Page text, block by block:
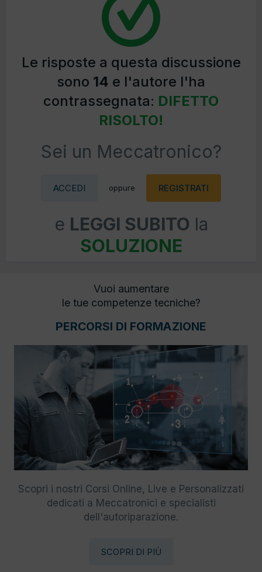
Le risposte a questa discussione
sono 14 e l'autore l'ha
contrassegnata: DIFETTO
RISOLTO!
Sei un Meccatronico?
ACCEDI oppure REGISTRATI
e LEGGI SUBITO la
SOLUZIONE
Vuoi aumentare
le tue competenze tecniche?
PERCORSI DI FORMAZIONE
Scopri i nostri Corsi Online, Live e Personalizzati
dedicati a Meccatronici e specialisti
dell'autoriparazione.
SCOPRI DI PIÙ